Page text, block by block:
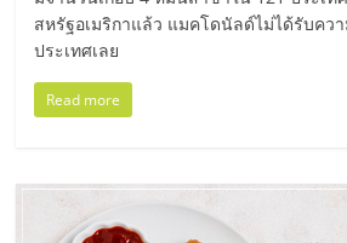
แฟ
รน
ไชส์
สหรัฐอเมริกาแล้ว แมคโดนัลด์ไม่ได้รับคว
ประเทศเลย
Read more